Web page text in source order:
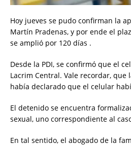
Hoy jueves se pudo confirman la
Martín Pradenas, y por ende el
se amplió por 120 días .
Desde la PDI, se confirmó que el
Lacrim Central. Vale recordar, que
había declarado que el celular
El detenido se encuentra
sexual, uno correspondiente al
En tal sentido, el abogado de la